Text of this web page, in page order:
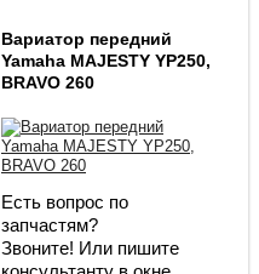
Вариатор передний
Yamaha MAJESTY YP250,
BRAVO 260
Есть вопрос по
запчастям?
Звоните! Или пишите